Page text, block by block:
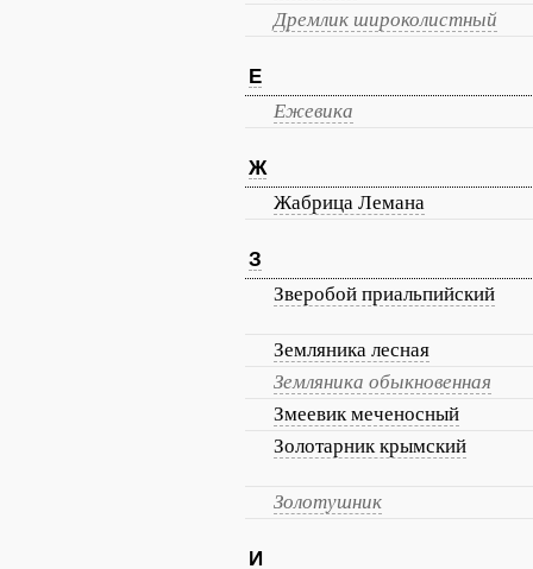
Дремлик широколистный
Е
Ежевика
Ж
Жабрица Лемана
З
Зверобой приальпийский
Земляника лесная
Земляника обыкновенная
Змеевик меченосный
Золотарник крымский
Золотушник
И